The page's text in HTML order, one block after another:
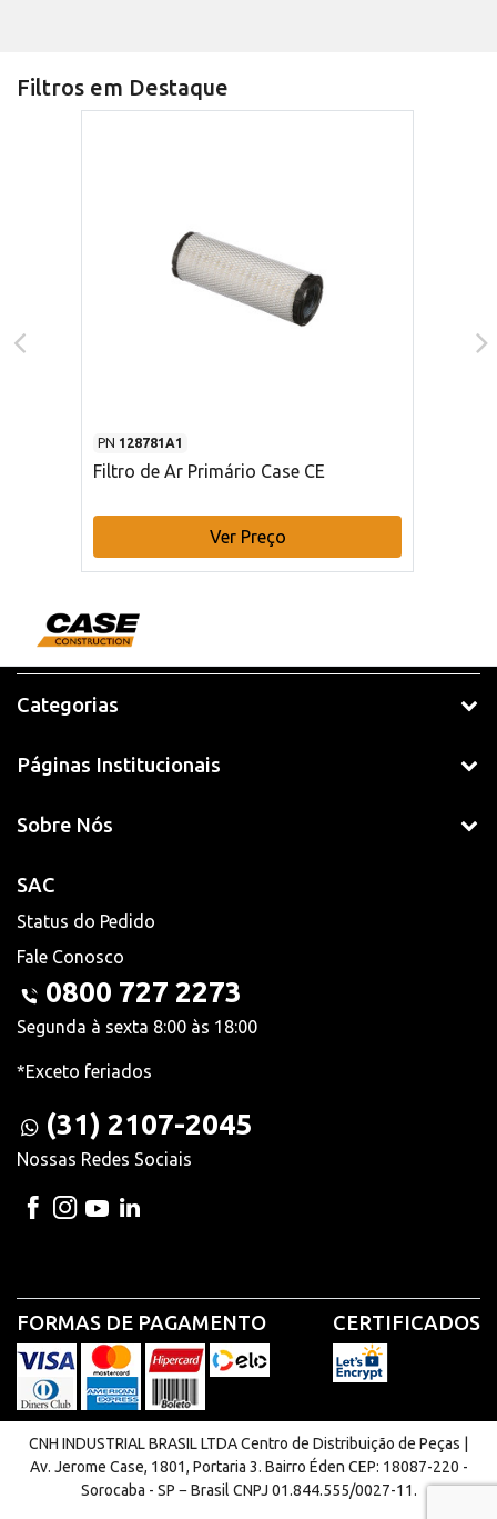
Filtros em Destaque
PN 128781A1
Filtro de Ar Primário Case CE
Ver Preço
Categorias
Páginas Institucionais
Sobre Nós
SAC
Status do Pedido
Fale Conosco
0800 727 2273
Segunda à sexta 8:00 às 18:00
*Exceto feriados
(31) 2107-2045
Nossas Redes Sociais
FORMAS DE PAGAMENTO CERTIFICADOS
CNH INDUSTRIAL BRASIL LTDA Centro de Distribuição de Peças |
Av. Jerome Case, 1801, Portaria 3. Bairro Éden CEP: 18087-220 -
Sorocaba - SP − Brasil CNPJ 01.844.555/0027-11.